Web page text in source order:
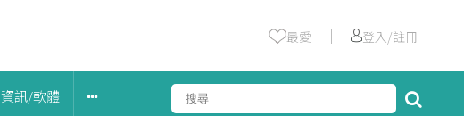
最愛 ｜ 登入/註冊
資訊/軟體